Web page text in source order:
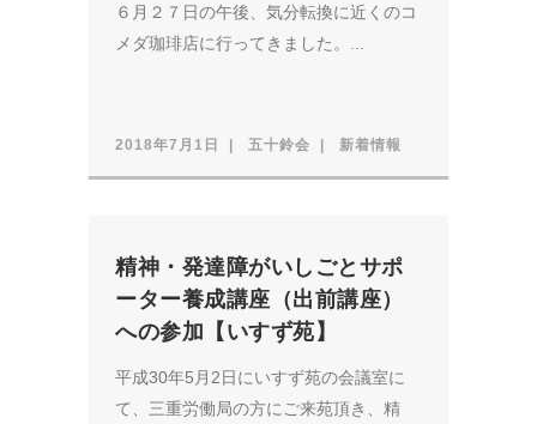
６月２７日の午後、気分転換に近くのコ
メダ珈琲店に行ってきました。...
2018年7月1日 五十鈴会 新着情報
精神・発達障がいしごとサポ
ーター養成講座（出前講座）
への参加【いすず苑】
平成30年5月2日にいすず苑の会議室に
て、三重労働局の方にご来苑頂き、精